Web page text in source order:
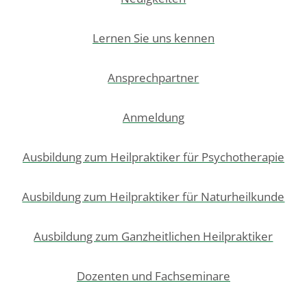
Lernen Sie uns kennen
Ansprechpartner
Anmeldung
Ausbildung zum Heilpraktiker für Psychotherapie
Ausbildung zum Heilpraktiker für Naturheilkunde
Ausbildung zum Ganzheitlichen Heilpraktiker
Dozenten und Fachseminare